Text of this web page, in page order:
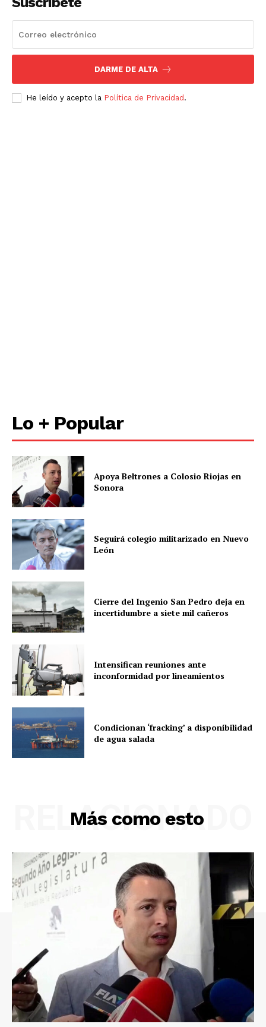
DARME DE ALTA
He leído y acepto la Política de Privacidad .
Lo + Popular
Apoya Beltrones a Colosio Riojas en
Sonora
Seguirá colegio militarizado en Nuevo
León
Cierre del Ingenio San Pedro deja en
incertidumbre a siete mil cañeros
Intensifican reuniones ante
inconformidad por lineamientos
Condicionan ‘fracking’ a disponibilidad
de agua salada
Más como esto
RELACIONADO